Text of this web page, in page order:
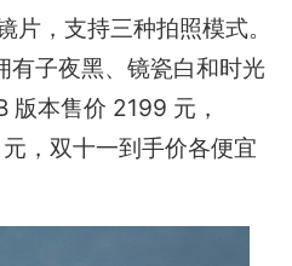
片，支持三种拍照模式。
子夜黑、镜瓷白和时光
本售价 2199 元，
，双十一到手价各便宜